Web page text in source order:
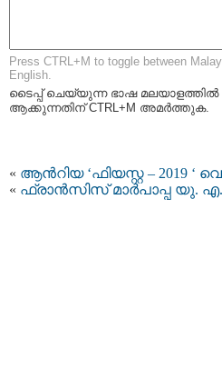
Press CTRL+M to toggle between
English.
ടൈപ്പ്‌ ചെയ്യുന്ന ഭാഷ മലയാളത്തില്‍
ആക്കുന്നതിന് CTRL+M അമര്‍ത്തുക.
« ആൻറിയ ‘ഫിയസ്റ്റ – 2019
« ഫ്രാന്‍സിസ് മാര്‍പാപ്പ യു.